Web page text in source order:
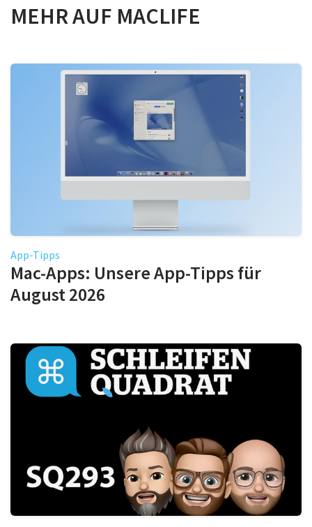
MEHR AUF MACLIFE
App-Tipps
Mac-Apps: Unsere App-Tipps für
August 2026